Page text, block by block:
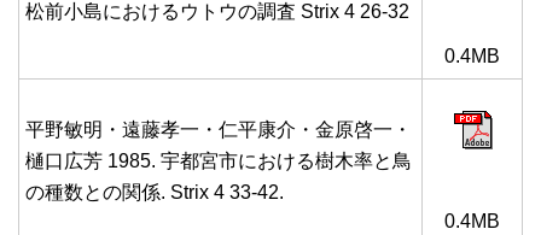
松前小島におけるウトウの調査 Strix 4 26-32
0.4MB
平野敏明・遠藤孝一・仁平康介・金原啓一・
樋口広芳 1985. 宇都宮市における樹木率と鳥
の種数との関係. Strix 4 33-42.
0.4MB